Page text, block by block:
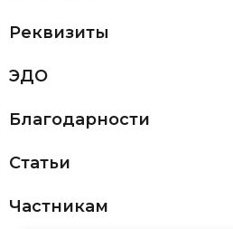
Реквизиты
ЭДО
Благодарности
Статьи
Частникам